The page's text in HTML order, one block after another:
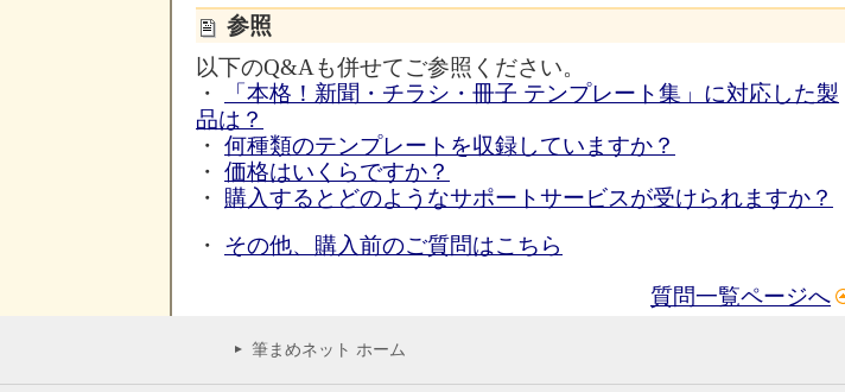
参照
以下のQ&Aも併せてご参照ください。
・
「本格！新聞・チラシ・冊子 テンプレート集」に対応した製
品は？
・ 何種類のテンプレートを収録していますか？
・ 価格はいくらですか？
・ 購入するとどのようなサポートサービスが受けられますか？
・ その他、購入前のご質問はこちら
質問一覧ページへ
筆まめネット ホーム